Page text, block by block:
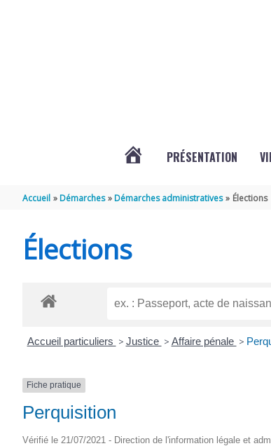
PRÉSENTATION
Accueil Démarches Démarches administratives Élections
Élections
Accueil particuliers > Justice > Affaire pénale >
Fiche pratique
Perquisition
Vérifié le 21/07/2021 - Direction de l'information légale et